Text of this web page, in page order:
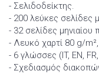
- Σελιδοδείκτης.
- 200 λεύκες σελίδες
- 32 σελίδες μηνιαίου
- Λευκό χαρτί 80 g/
- 6 γλώσσες (IT, EN,
- Σχεδιασμός